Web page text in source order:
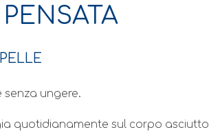
senza ungere.
quotidianamente sul corpo asciutto